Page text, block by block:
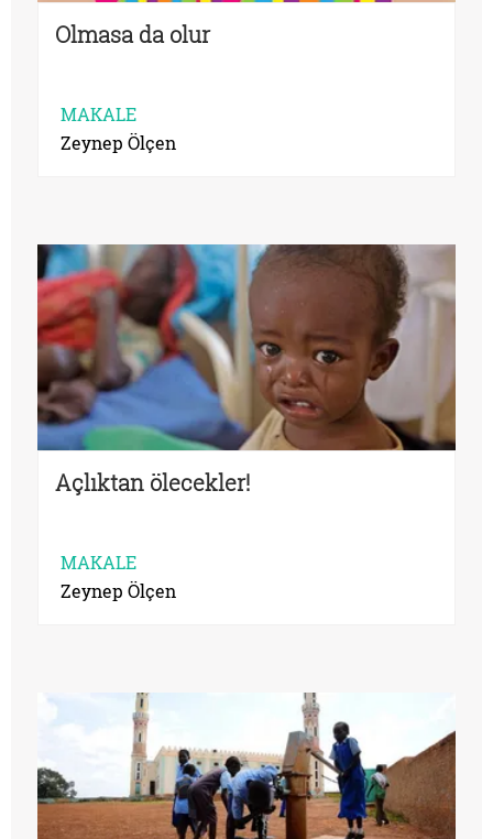
Olmasa da olur
MAKALE
Zeynep Ölçen
Açlıktan ölecekler!
MAKALE
Zeynep Ölçen